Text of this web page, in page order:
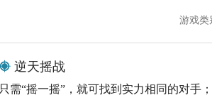
游戏类
逆天摇战
只需“摇一摇”，就可找到实力相同的对手